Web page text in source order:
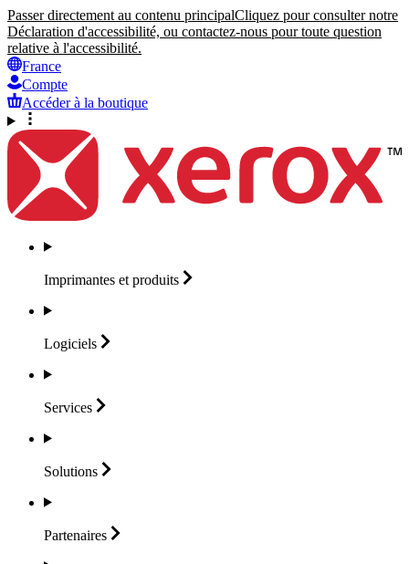
Passer directement au contenu principalCliquez pour consulter notre
Déclaration d'accessibilité, ou contactez-nous pour toute question
relative à l'accessibilité.
France
Compte
Accéder à la boutique
Imprimantes et produits
Logiciels
Services
Solutions
Partenaires